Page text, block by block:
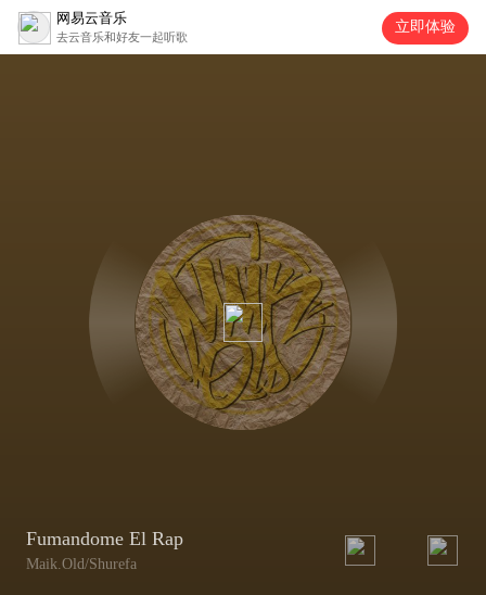
网易云音乐
去云音乐和好友一起听歌
立即体验
Fumandome El Rap
Maik.Old/Shurefa